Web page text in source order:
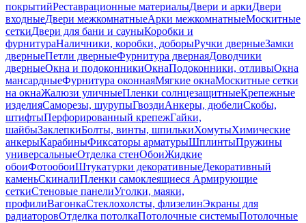
покрытийРеставрационные материалыДвери и аркиДвери
входныеДвери межкомнатныеАрки межкомнатныеМоскитные
сеткиДвери для бани и сауныКоробки и
фурнитураНаличники, коробки, доборыРучки дверныеЗамки
дверныеПетли дверныеФурнитура двернаяДоводчики
дверныеОкна и подоконникиОкнаПодоконники, отливыОкна
мансардныеФурнитура оконнаяМягкие окнаМоскитные сетки
на окнаЖалюзи уличныеПленки солнцезащитныеКрепежные
изделияСаморезы, шурупыГвоздиАнкеры, дюбелиСкобы,
штифтыПерфорированный крепежГайки,
шайбыЗаклепкиБолты, винты, шпилькиХомутыХимические
анкерыКарабиныФиксаторы арматурыШплинтыПружины
универсальныеОтделка стенОбоиЖидкие
обоиФотообоиШтукатурки декоративныеДекоративный
каменьСкиналиПленки самоклеящиеся Армирующие
сеткиСтеновые панелиУголки, маяки,
профилиВагонкаСтеклохолсты, флизелинЭкраны для
радиаторовОтделка потолкаПотолочные системыПотолочные